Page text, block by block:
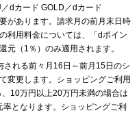
dカード GOLD／dカード
があります。請求月の前月末日時
利用料金については、「dポイン
元（1％）のみ適用されます。
れる前々月16日～前月15日のシ
変更します。ショッピングご利用
10万円以上20万円未満の場合は
となります。ショッピングご利